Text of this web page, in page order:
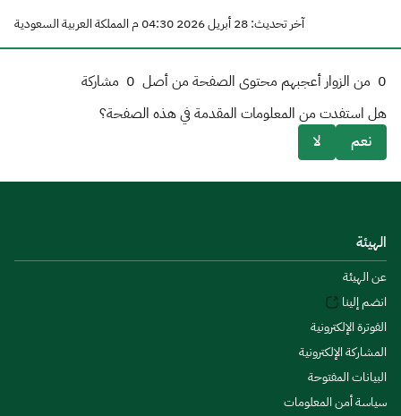
آخر تحديث: 28 أبريل 2026 04:30 م المملكة العربية السعودية
0 من الزوار أعجبهم محتوى الصفحة من أصل 0 مشاركة
هل استفدت من المعلومات المقدمة في هذه الصفحة؟
نعم
لا
الهيئة
عن الهيئة
انضم إلينا
الفوترة الإلكترونية
المشاركة الإلكترونية
البيانات المفتوحة
سياسة أمن المعلومات